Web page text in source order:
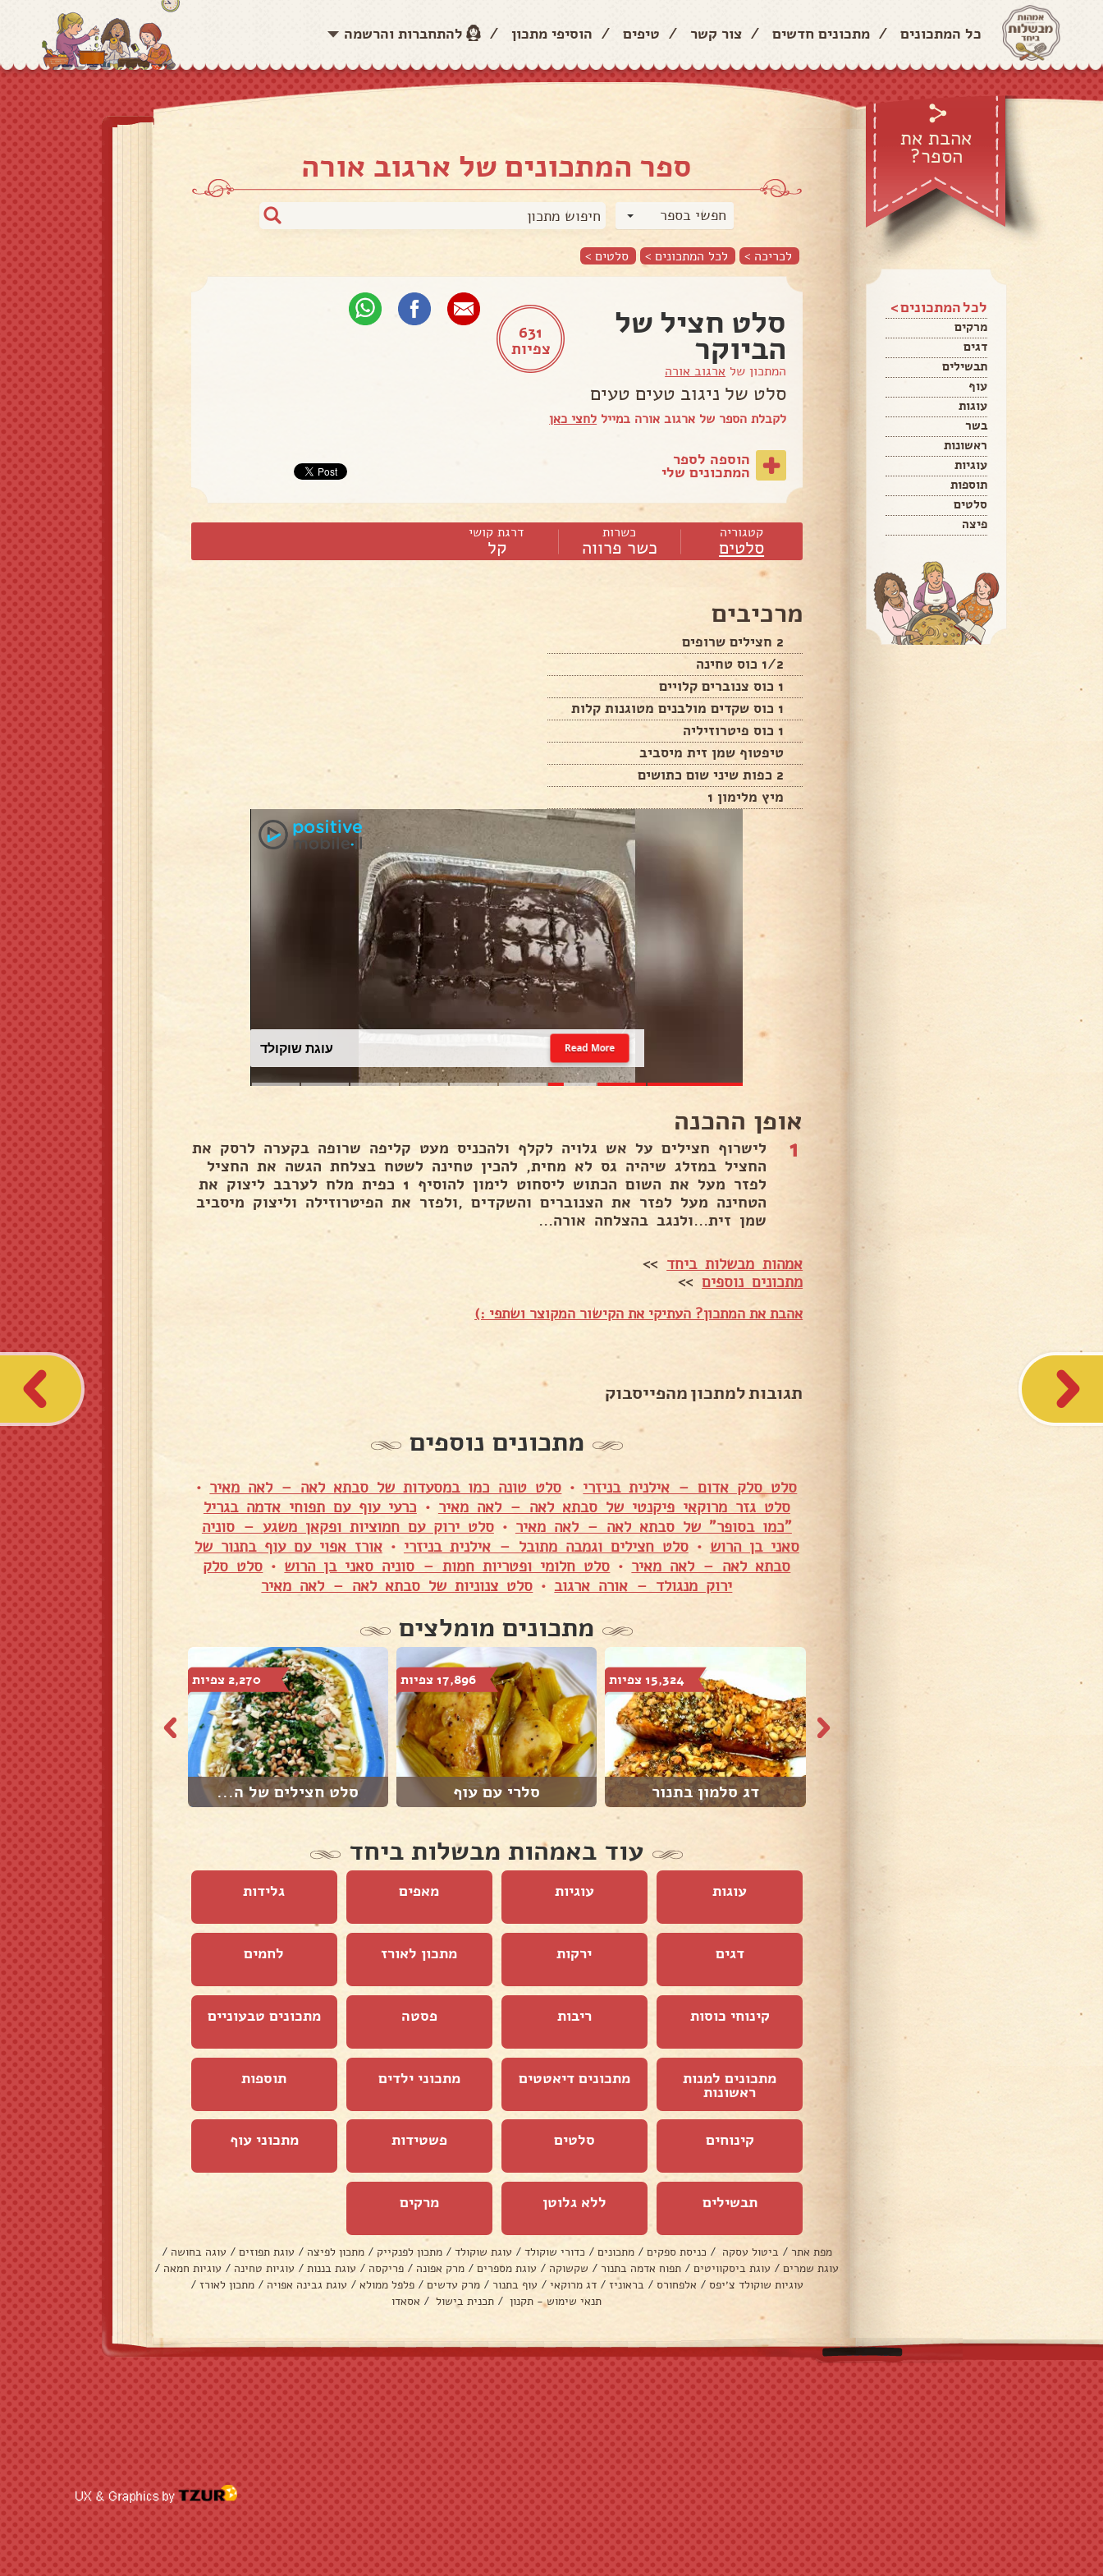
כל המתכונים / מתכונים חדשים / צור קשר / טיפים / הוסיפי מתכון / להתחברות והרשמה
אהבת את
הספר?
לכל המתכונים >
מרקים
דגים
תבשילים
עוף
עוגות
בשר
ראשונות
עוגיות
תוספות
סלטים
פיצה
ספר המתכונים של ארגוב אורה
חפשי בספר
לכריכה > לכל המתכונים > סלטים >
631
צפיות
סלט חציל של
הביוקר
המתכון של ארגוב אורה
סלט של ניגוב טעים טעים
לקבלת הספר של ארגוב אורה במייל לחצי כאן
הוספה לספר
המתכונים שלי
קטגוריה
סלטים
כשרות
כשר פרווה
דרגת קושי
קל
מרכיבים
2 חצילים שרופים
1/2 כוס טחינה
1 כוס צנוברים קלויים
1 כוס שקדים מולבנים מטוגנות קלות
1 כוס פיטרוזיליה
טיפטוף שמן זית מיסביב
2 כפות שיני שום כתושים
מיץ מלימון 1
עוגת שוקולד Read More
אופן ההכנה
1
לישרוף חצילים על אש גלויה לקלף ולהכניס מעט קליפה שרופה בקערה לרסק את
החציל במזלג שיהיה גס לא מחית, להכין טחינה לשטח בצלחת הגשה את החציל
לפזר מעל את השום הכתוש ליסחוט לימון להוסיף 1 כפית מלח לערבב ליצוק את
הטחינה מעל לפזר את הצנוברים והשקדים ,ולפזר את הפיטרוזילה וליצוק מיסביב
שמן זית...ולנגב בהצלחה אורה...
אמהות מבשלות ביחד >>
מתכונים נוספים>>
אהבת את המתכון? העתיקי את הקישור המקוצר ושתפי :)
תגובות למתכון מהפייסבוק
מתכונים נוספים
סלט סלק אדום – אילנית בניזרי • סלט טונה כמו במסעדות של סבתא לאה – לאה מאיר •
סלט גזר מרוקאי פיקנטי של סבתא לאה – לאה מאיר • כרעי עוף עם תפוחי אדמה בגריל
"כמו בסופר" של סבתא לאה – לאה מאיר •סלט ירוק עם חמוציות ופקאן משגע – סוניה
סאני בן הרוש •סלט חצילים וגמבה מתובל – אילנית בניזרי •אורז אפוי עם עוף בתנור של
סבתא לאה – לאה מאיר • סלט חלומי ופטריות חמות – סוניה סאני בן הרוש • סלט סלק
ירוק מנגולד – אורה ארגוב • סלט צנוניות של סבתא לאה – לאה מאיר
מתכונים מומלצים
15,213 צפיות 15,324 צפיות
דג סלמון בתנור
17,896 צפיות
סלרי עם עוף
2,270 צפיות
סלט חצילים של ה...
עוד באמהות מבשלות ביחד
עוגות עוגיות מאפים גלידות
דגים ירקות מתכון לאורז לחמים
קינוחי כוסות ריבות פסטה מתכונים טבעוניים
מתכונים למנות
ראשונות
מתכונים דיאטטים מתכוני ילדים תוספות
קינוחים סלטים פשטידות מתכוני עוף
תבשילים ללא גלוטן מרקים
מפת אתר / ביטול עסקה / כניסת ספקים / מתכונים / כדורי שוקולד / עוגת שוקולד / מתכון לפנקייק / מתכון לפיצה / עוגת תפוזים / עוגה בחושה /
עוגת שמרים / עוגת ביסקוויטים / תפוח אדמה בתנור / שקשוקה / עוגת מספרים / מרק אפונה / פריקסה / עוגת בננות / עוגיות טחינה / עוגיות חמאה /
עוגיות שוקולד צ׳יפס / אלפחורס / בראוניז / דג מרוקאי / עוף בתנור / מרק עדשים / פלפל ממולא / עוגת גבינה אפויה / מתכון לאורז /
תנאי שימוש - תקנון / תכנית בישול / אסאדו